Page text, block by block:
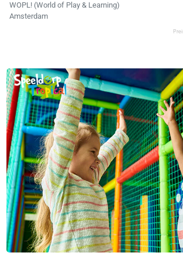
WOPL! (World of Play & Learning)
Amsterdam